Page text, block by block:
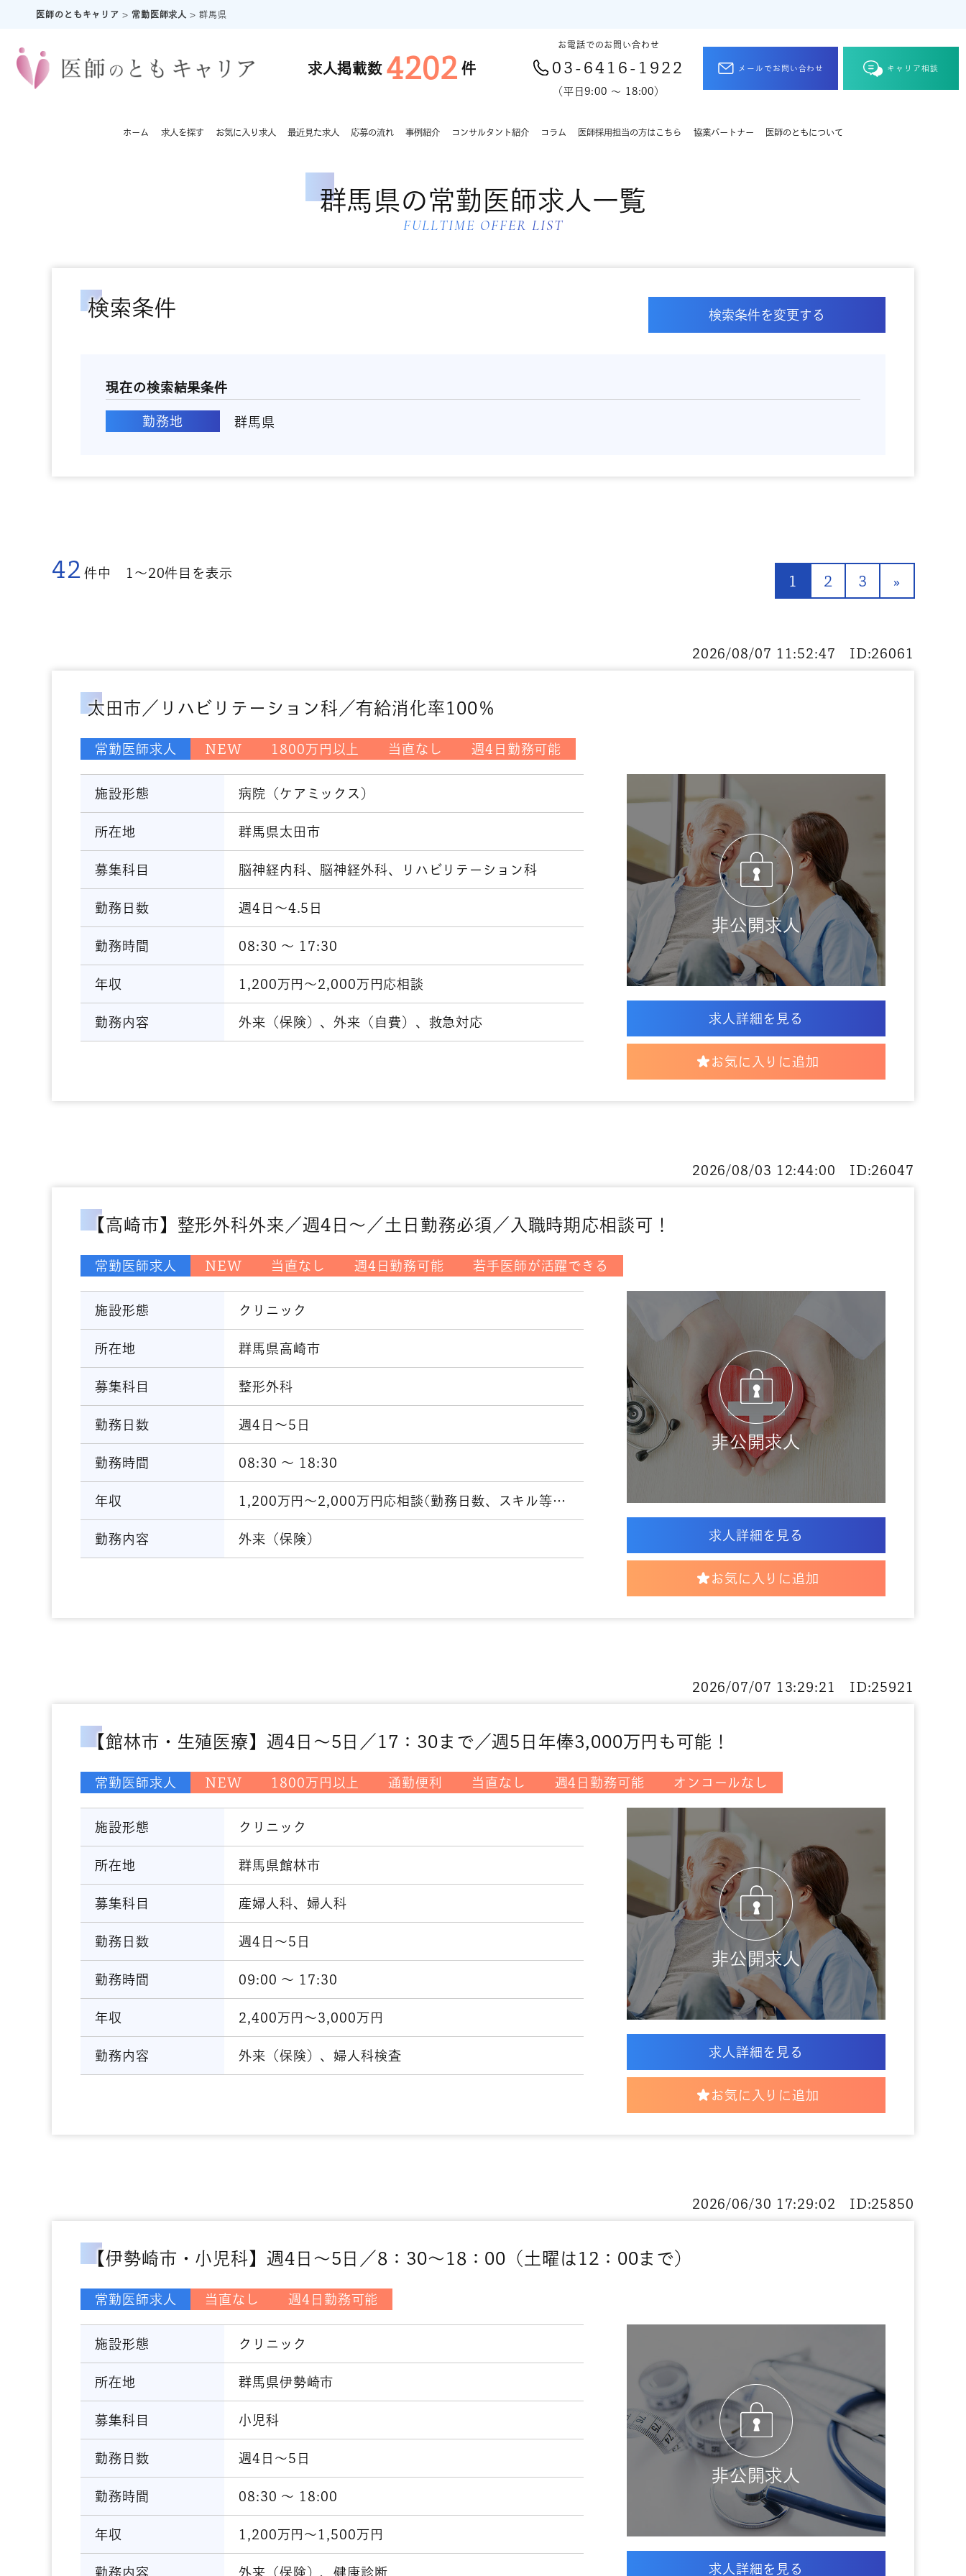
医師のともキャリア > 常勤医師求人 > 群馬県
求人掲載数 4202 件
お電話でのお問い合わせ
03-6416-1922
（平日9:00 〜 18:00）
メールでお問い合わせ キャリア相談
ホーム 求人を探す お気に入り求人 最近見た求人 応募の流れ 事例紹介 コンサルタント紹介 コラム 医師採用担当の方はこちら 協業パートナー 医師のともについて
群馬県の常勤医師求人一覧
FULLTIME OFFER LIST
検索条件 検索条件を変更する
現在の検索結果条件
勤務地 群馬県
42 件中 1〜20件目を表示
1 2 3 »
太田市／リハビリテーション科／有給消化率100％
2026/08/07 11:52:47 ID:26061
常勤医師求人 NEW 1800万円以上 当直なし 週4日勤務可能
施設形態 病院（ケアミックス）
所在地 群馬県太田市
募集科目 脳神経内科、脳神経外科、リハビリテーション科
勤務日数 週4日～4.5日
勤務時間 08:30 〜 17:30
年収 1,200万円～2,000万円応相談
勤務内容 外来（保険）、外来（自費）、救急対応
非公開求人
求人詳細を見る
お気に入りに追加
【高崎市】整形外科外来／週4日～／土日勤務必須／入職時期応相談可！
2026/08/03 12:44:00 ID:26047
常勤医師求人 NEW 当直なし 週4日勤務可能 若手医師が活躍できる
施設形態 クリニック
所在地 群馬県高崎市
募集科目 整形外科
勤務日数 週4日～5日
勤務時間 08:30 〜 18:30
年収 1,200万円～2,000万円応相談(勤務日数、スキル等による)
勤務内容 外来（保険）
非公開求人
求人詳細を見る
お気に入りに追加
【館林市・生殖医療】週4日～5日／17：30まで／週5日年俸3,000万円も可能！
2026/07/07 13:29:21 ID:25921
常勤医師求人 NEW 1800万円以上 通勤便利 当直なし 週4日勤務可能 オンコールなし
施設形態 クリニック
所在地 群馬県館林市
募集科目 産婦人科、婦人科
勤務日数 週4日～5日
勤務時間 09:00 〜 17:30
年収 2,400万円～3,000万円
勤務内容 外来（保険）、婦人科検査
非公開求人
求人詳細を見る
お気に入りに追加
【伊勢崎市・小児科】週4日～5日／8：30～18：00（土曜は12：00まで）
2026/06/30 17:29:02 ID:25850
常勤医師求人 当直なし 週4日勤務可能
施設形態 クリニック
所在地 群馬県伊勢崎市
募集科目 小児科
勤務日数 週4日～5日
勤務時間 08:30 〜 18:00
年収 1,200万円～1,500万円
勤務内容 外来（保険）、健康診断
非公開求人
求人詳細を見る